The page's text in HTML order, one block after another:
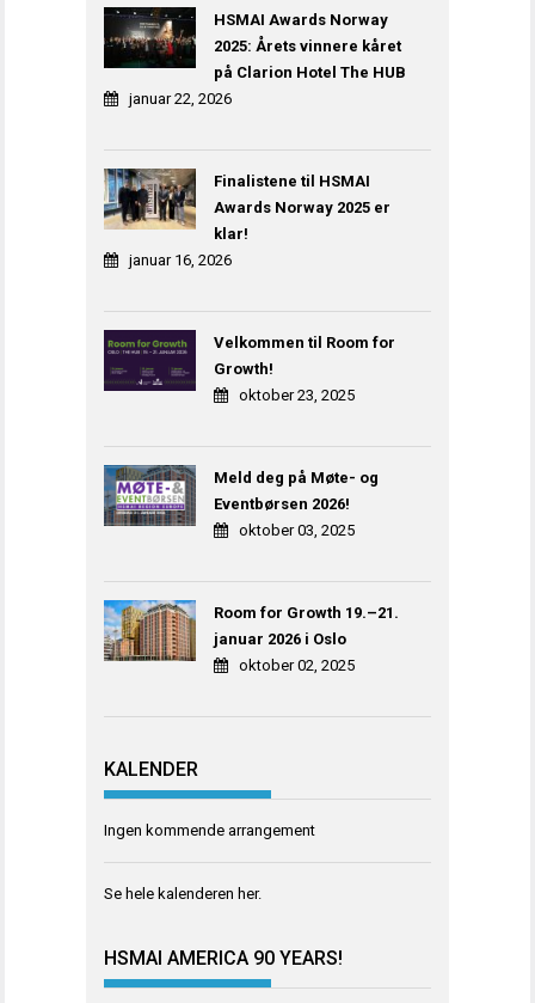
HSMAI Awards Norway
2025: Årets vinnere kåret
på Clarion Hotel The HUB
januar 22, 2026
Finalistene til HSMAI
Awards Norway 2025 er
klar!
januar 16, 2026
Velkommen til Room for
Growth!
oktober 23, 2025
Meld deg på Møte- og
Eventbørsen 2026!
oktober 03, 2025
Room for Growth 19.–21.
januar 2026 i Oslo
oktober 02, 2025
KALENDER
Ingen kommende arrangement
Se hele kalenderen her.
HSMAI AMERICA 90 YEARS!